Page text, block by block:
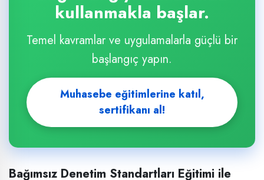
kullanmakla başlar.
Temel kavramlar ve uygulamalarla güçlü bir
başlangıç yapın.
Muhasebe eğitimlerine katıl,
sertifikanı al!
Bağımsız Denetim Standartları Eğitimi ile